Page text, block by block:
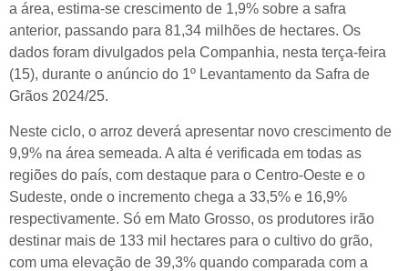
a área, estima-se crescimento de 1,9% sobre a safra
anterior, passando para 81,34 milhões de hectares. Os
dados foram divulgados pela Companhia, nesta terça-feira
(15), durante o anúncio do 1º Levantamento da Safra de
Grãos 2024/25.
Neste ciclo, o arroz deverá apresentar novo crescimento de
9,9% na área semeada. A alta é verificada em todas as
regiões do país, com destaque para o Centro-Oeste e o
Sudeste, onde o incremento chega a 33,5% e 16,9%
respectivamente. Só em Mato Grosso, os produtores irão
destinar mais de 133 mil hectares para o cultivo do grão,
com uma elevação de 39,3% quando comparada com a